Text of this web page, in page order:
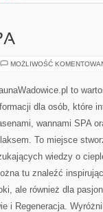
MOŻLIWOŚĆ
to
dla osób, które
wannami SPA
To miejsce
wiedzy o
tu znaleźć
ale również dla
i Regeneracja.